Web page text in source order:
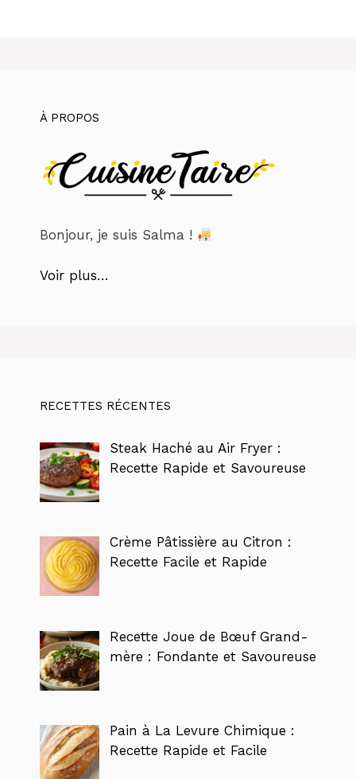
À PROPOS
Bonjour, je suis Salma !
Voir plus…
RECETTES RÉCENTES
Steak Haché au Air Fryer :
Recette Rapide et Savoureuse
Crème Pâtissière au Citron :
Recette Facile et Rapide
Recette Joue de Bœuf Grand-
mère : Fondante et Savoureuse
Pain à La Levure Chimique :
Recette Rapide et Facile